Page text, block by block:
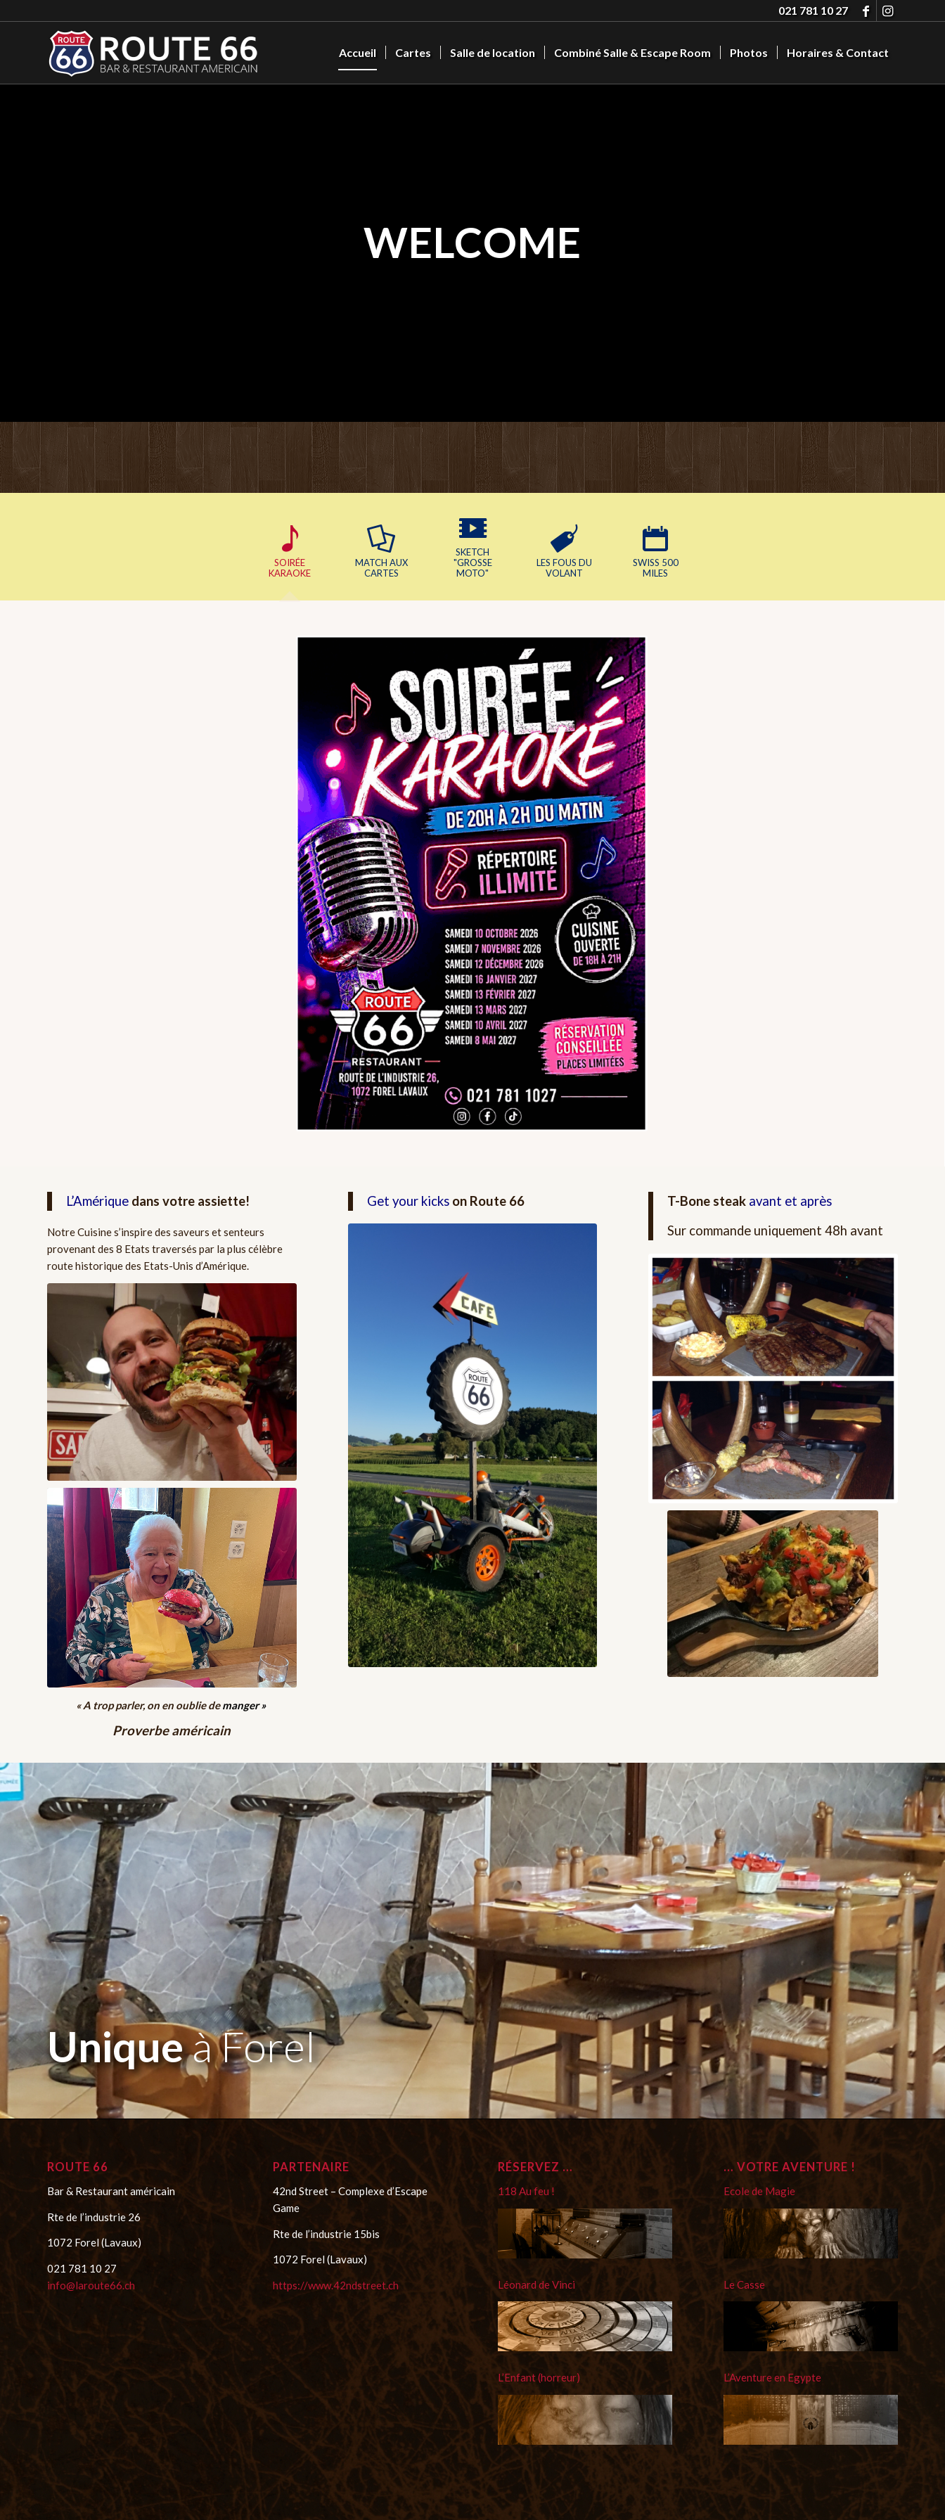
021 781 10 27
Accueil Cartes Salle de location Combiné Salle & Escape Room Photos Horaires & Contact
WELCOME
SOIRÉE
KARAOKE
MATCH AUX
CARTES
SKETCH
"GROSSE
MOTO"
LES FOUS DU
VOLANT
SWISS 500
MILES
L’Amérique dans votre assiette!
Notre Cuisine s’inspire des saveurs et senteurs
provenant des 8 Etats traversés par la plus célèbre
route historique des Etats-Unis d’Amérique.
Challenge
Mini challenge
« A trop parler, on en oublie demanger ».
Proverbe américain
Get your kicks on Route 66
Enseigne main street
T-Bone steak avant et après
Sur commande uniquement 48h avant
T-Bone steak
Nachos gratinés
Uniqueà Forel
ROUTE 66
Bar & Restaurant américain
Rte de l’industrie 26
1072 Forel (Lavaux)
021 781 10 27
info@laroute66.ch
PARTENAIRE
42nd Street – Complexe d’Escape
Game
Rte de l’industrie 15bis
1072 Forel (Lavaux)
https://www.42ndstreet.ch
RÉSERVEZ …
118 Au feu !
Léonard de Vinci
L’Enfant (horreur)
… VOTRE AVENTURE !
Ecole de Magie
Le Casse
L’Aventure en Egypte